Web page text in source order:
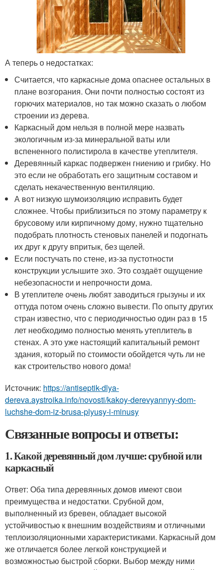
А теперь о недостатках:
Считается, что каркасные дома опаснее остальных в
плане возгорания. Они почти полностью состоят из
горючих материалов, но так можно сказать о любом
строении из дерева.
Каркасный дом нельзя в полной мере назвать
экологичным из-за минеральной ваты или
вспененного полистирола в качестве утеплителя.
Деревянный каркас подвержен гниению и грибку. Но
это если не обработать его защитным составом и
сделать некачественную вентиляцию.
А вот низкую шумоизоляцию исправить будет
сложнее. Чтобы приблизиться по этому параметру к
брусовому или кирпичному дому, нужно тщательно
подобрать плотность стеновых панелей и подогнать
их друг к другу впритык, без щелей.
Если постучать по стене, из-за пустотности
конструкции услышите эхо. Это создаёт ощущение
небезопасности и непрочности дома.
В утеплителе очень любят заводиться грызуны и их
оттуда потом очень сложно вывести. По опыту других
стран известно, что с периодичностью один раз в 15
лет необходимо полностью менять утеплитель в
стенах. А это уже настоящий капитальный ремонт
здания, который по стоимости обойдется чуть ли не
как строительство нового дома!
Источник: https://antiseptik-dlya-
dereva.aystroika.info/novosti/kakoy-derevyannyy-dom-
luchshe-dom-iz-brusa-plyusy-i-minusy
Связанные вопросы и ответы:
1. Какой деревянный дом лучше: срубной или
каркасный
Ответ: Оба типа деревянных домов имеют свои
преимущества и недостатки. Срубной дом,
выполненный из бревен, обладает высокой
устойчивостью к внешним воздействиям и отличными
теплоизоляционными характеристиками. Каркасный дом
же отличается более легкой конструкцией и
возможностью быстрой сборки. Выбор между ними